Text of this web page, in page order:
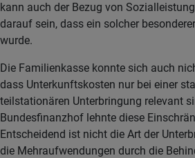
kann auch der Bezug von
darauf sein, dass ein solcher
wurde.
Die Familienkasse konnte sich auch
dass Unterkunftskosten nur bei einer
teilstationären Unterbringung relevant
Bundesfinanzhof lehnte diese
Entscheidend ist nicht die Art der
die Mehraufwendungen durch die